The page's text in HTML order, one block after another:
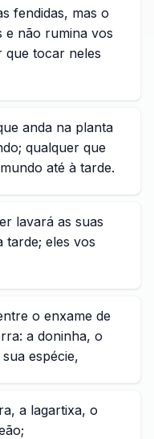
fendidas, mas o
e não rumina vos
que tocar neles
anda na planta
qualquer que
até à tarde.
lavará as suas
tarde; eles vos
o enxame de
a doninha, o
espécie,
a lagartixa, o